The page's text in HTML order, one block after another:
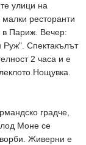
улици на
ресторанти
Париж. Вечер:
Спектакълът
2 часа и е
градче,
Моне се
Живерни е